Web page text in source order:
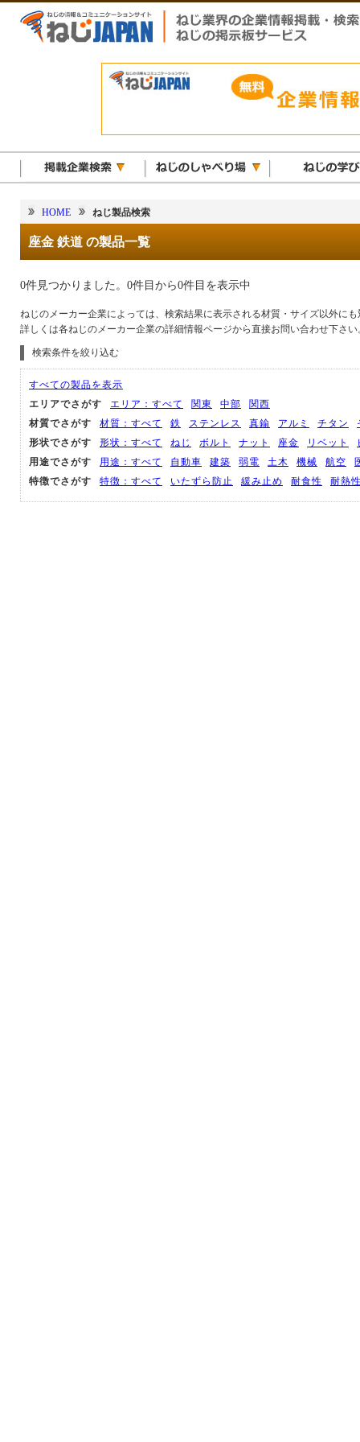
HOME ねじ製品検索
座金 鉄道 の製品一覧
0件見つかりました。0件目から0件目を表示中
ねじのメーカー企業によっては、検索結果に表示される材質・サイズ以外に
詳しくは各ねじのメーカー企業の詳細情報ページから直接お問い合わせ下さい
検索条件を絞り込む
すべての製品を表示
エリアでさがす
エリア：すべて 関東 中部
関西
材質でさがす
材質：すべて 鉄 ステンレス 真鍮 アルミ チタン
形状でさがす
形状：すべて ねじ ボルト ナット 座金 リベット
用途でさがす
用途：すべて 自動車 建築 弱電 土木 機械 航空
特徴でさがす
特徴：すべて いたずら防止 緩み止め 耐食性 耐熱